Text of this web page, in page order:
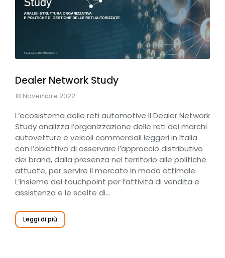
Dealer Network Study
18 Novembre 2022
L’ecosistema delle reti automotive Il Dealer Network
Study analizza l’organizzazione delle reti dei marchi
autovetture e veicoli commerciali leggeri in Italia
con l’obiettivo di osservare l’approccio distributivo
dei brand, dalla presenza nel territorio alle politiche
attuate, per servire il mercato in modo ottimale.
L’insieme dei touchpoint per l’attività di vendita e
assistenza e le scelte di…
Leggi di più